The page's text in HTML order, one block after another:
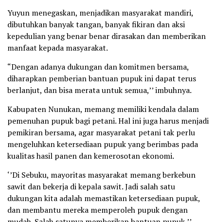
Yuyun menegaskan, menjadikan masyarakat mandiri,
dibutuhkan banyak tangan, banyak fikiran dan aksi
kepedulian yang benar benar dirasakan dan memberikan
manfaat kepada masyarakat.
“Dengan adanya dukungan dan komitmen bersama,
diharapkan pemberian bantuan pupuk ini dapat terus
berlanjut, dan bisa merata untuk semua,’’ imbuhnya.
Kabupaten Nunukan, memang memiliki kendala dalam
pemenuhan pupuk bagi petani. Hal ini juga harus menjadi
pemikiran bersama, agar masyarakat petani tak perlu
mengeluhkan ketersediaan pupuk yang berimbas pada
kualitas hasil panen dan kemerosotan ekonomi.
‘’Di Sebuku, mayoritas masyarakat memang berkebun
sawit dan bekerja di kepala sawit. Jadi salah satu
dukungan kita adalah memastikan ketersediaan pupuk,
dan membantu mereka memperoleh pupuk dengan